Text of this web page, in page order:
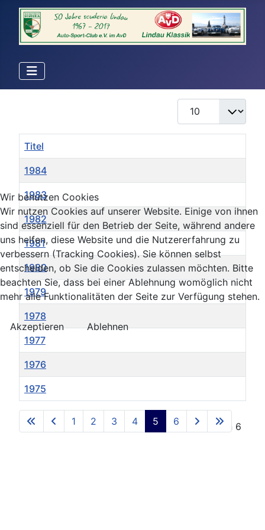
Anzeige #
Beiträge
Titel
1984
1983
1982
1981
1980
1979
1978
1977
1976
1975
Seite 5 von 6
1 2 3 4 5 6
Wir benutzen Cookies
Wir nutzen Cookies auf unserer Website. Einige von ihnen
sind essenziell für den Betrieb der Seite, während andere
uns helfen, diese Website und die Nutzererfahrung zu
verbessern (Tracking Cookies). Sie können selbst
entscheiden, ob Sie die Cookies zulassen möchten. Bitte
beachten Sie, dass bei einer Ablehnung womöglich nicht
mehr alle Funktionalitäten der Seite zur Verfügung stehen.
Akzeptieren Ablehnen